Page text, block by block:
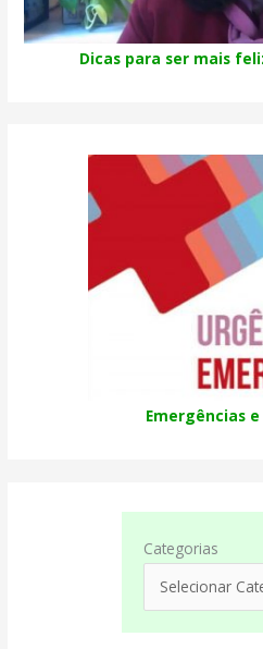
Dicas para ser mais
Emergências
Categorias